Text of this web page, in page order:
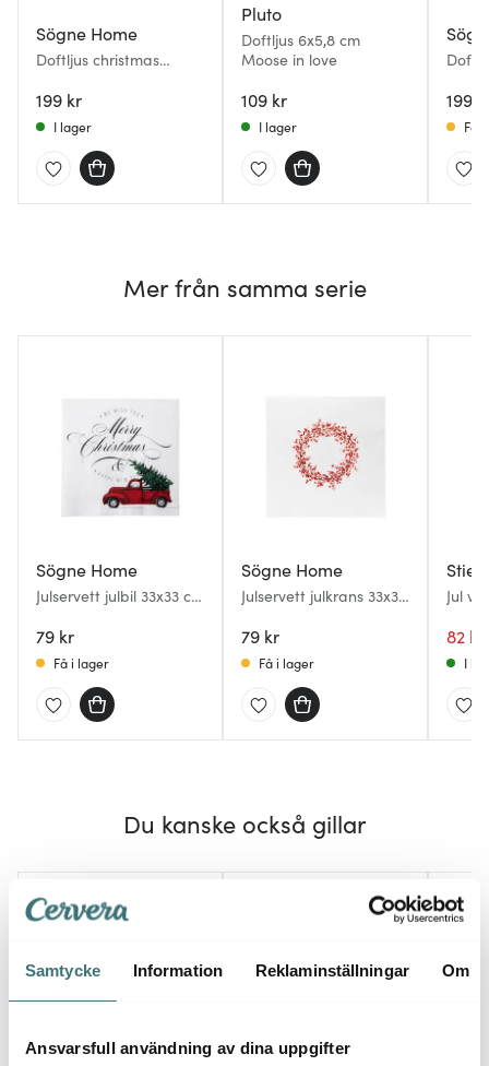
Samtycke Information Reklaminställningar Om
Ansvarsfull användning av dina uppgifter
Sögne Home
Doftljus christmas
199 kr
I lager
Pluto
Doftljus 6x5,8 cm
Moose in love
109 kr
I lager
199
Få
Mer från samma serie
Sögne Home
Julservett julbil 33x33 cm
79 kr
Få i lager
Sögne Home
Julservett julkrans 33x33
79 kr
Få i lager
Jul
82 kr
I
Du kanske också gillar